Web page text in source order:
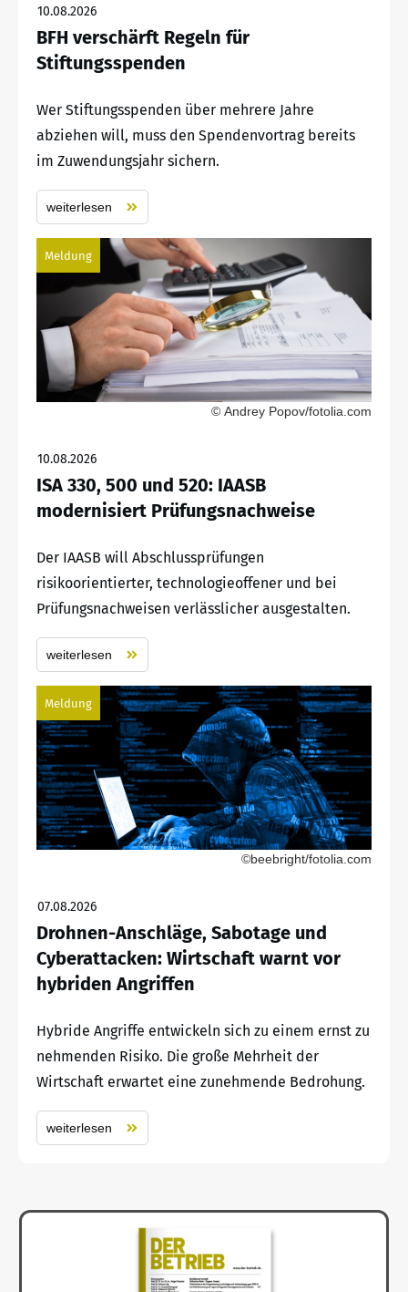
10.08.2026
BFH verschärft Regeln für
Stiftungsspenden
Wer Stiftungsspenden über mehrere Jahre
abziehen will, muss den Spendenvortrag bereits
im Zuwendungsjahr sichern.
weiterlesen
Meldung
© Andrey Popov/fotolia.com
10.08.2026
ISA 330, 500 und 520: IAASB
modernisiert Prüfungsnachweise
Der IAASB will Abschlussprüfungen
risikoorientierter, technologieoffener und bei
Prüfungsnachweisen verlässlicher ausgestalten.
weiterlesen
Meldung
©beebright/fotolia.com
07.08.2026
Drohnen-Anschläge, Sabotage und
Cyberattacken: Wirtschaft warnt vor
hybriden Angriffen
Hybride Angriffe entwickeln sich zu einem ernst zu
nehmenden Risiko. Die große Mehrheit der
Wirtschaft erwartet eine zunehmende Bedrohung.
weiterlesen